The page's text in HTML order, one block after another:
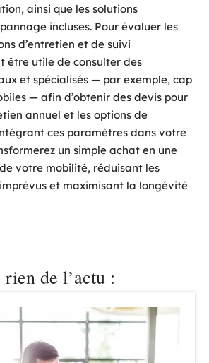
ainsi que les solutions
incluses. Pour évaluer les
d’entretien et de suivi
être utile de consulter des
et spécialisés — par exemple, cap
— afin d’obtenir des devis pour
annuel et les options de
ces paramètres dans votre
un simple achat en une
votre mobilité, réduisant les
et maximisant la longévité
de l’actu :